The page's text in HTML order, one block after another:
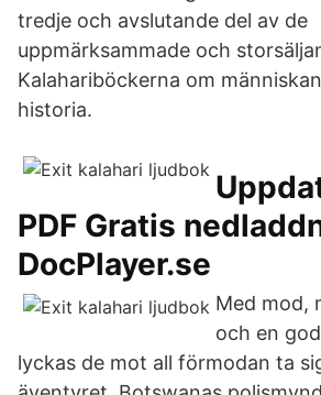
tredje och avslutande del av de
uppmärksammade och
Kalahariböckerna om
historia.
PDF Gratis
DocPlayer.se
Med mod,
och en
lyckas de mot all förmodan ta